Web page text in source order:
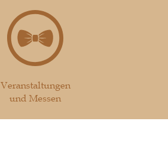
Veranstaltungen
und Messen